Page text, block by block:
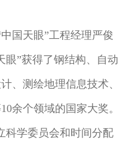
国天眼”工程经理严俊
眼”获得了钢结构、自动
、测绘地理信息技术、
余个领域的国家大奖。
科学委员会和时间分配